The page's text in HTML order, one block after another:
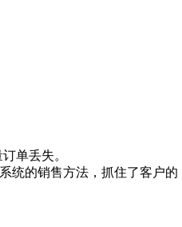
单丢失。
统的销售方法，抓住了客户的